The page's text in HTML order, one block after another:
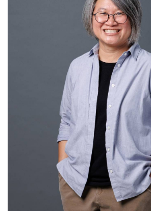
ข้อมูลความเชี่ยวชาญ
ขบวนการเคลื่อนไหวทางศาสนา
นโยบายรัฐชาติต่อชนกลุ่มน้อย